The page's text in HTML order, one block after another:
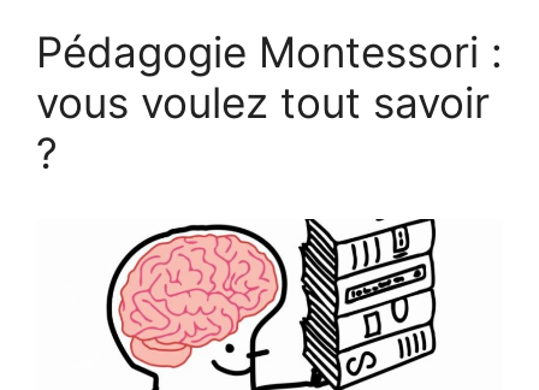
Pédagogie Montessori :
vous voulez tout savoir
?